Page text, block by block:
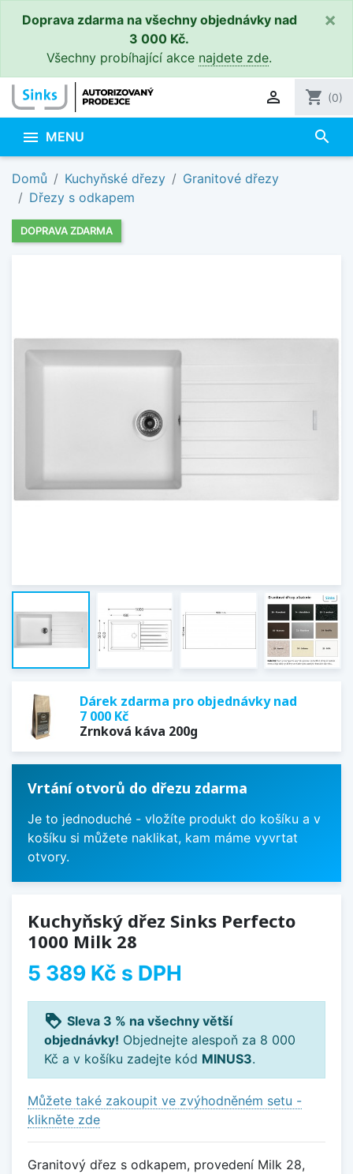
Doprava zdarma na všechny objednávky nad
3 000 Kč.
Všechny probíhající akce najdete zde.
×
 shopping_cart (0)
 MENU search
Domů Kuchyňské dřezy
Granitové dřezy
Dřezy s odkapem
DOPRAVA ZDARMA
Dárek zdarma pro objednávky nad
7 000 Kč
Zrnková káva 200g
Vrtání otvorů do dřezu zdarma
Je to jednoduché - vložíte produkt do košíku a v
košíku si můžete naklikat, kam máme vyvrtat
otvory.
Kuchyňský dřez Sinks Perfecto
1000 Milk 28
5 389 Kč s DPH
loyalty Sleva 3 % na všechny větší
objednávky! Objednejte alespoň za 8 000
Kč a v košíku zadejte kód MINUS3.
Můžete také zakoupit ve zvýhodněném setu -
klikněte zde
Granitový dřez s odkapem, provedení Milk 28,